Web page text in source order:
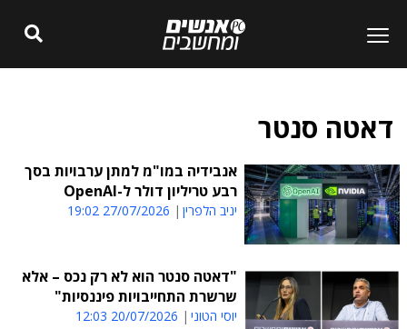
דאטה סנטר
אנבידיה במו"מ למתן ערבויות בסך
רבע טריליון דולר ל-OpenAI
יניב הלפרין 27/07/2026 19:02
"דאטה סנטר הוא לא רק נכס – אלא
שרשרת התחייבויות פיננסיות"
יוסי הטוני 20/07/2026 12:03